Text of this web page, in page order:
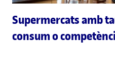
Supermercats amb
consum o